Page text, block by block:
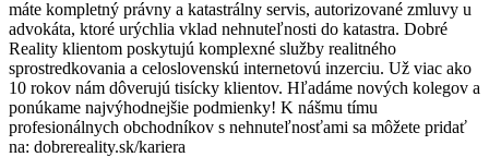
máte kompletný právny a katastrálny servis, autorizované zmluvy u
advokáta, ktoré urýchlia vklad nehnuteľnosti do katastra. Dobré
Reality klientom poskytujú komplexné služby realitného
sprostredkovania a celoslovenskú internetovú inzerciu. Už viac ako
10 rokov nám dôverujú tisícky klientov. Hľadáme nových kolegov a
ponúkame najvýhodnejšie podmienky! K nášmu tímu
profesionálnych obchodníkov s nehnuteľnosťami sa môžete pridať
na: dobrereality.sk/kariera